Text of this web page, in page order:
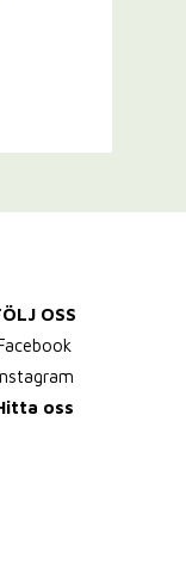
OSS
oss